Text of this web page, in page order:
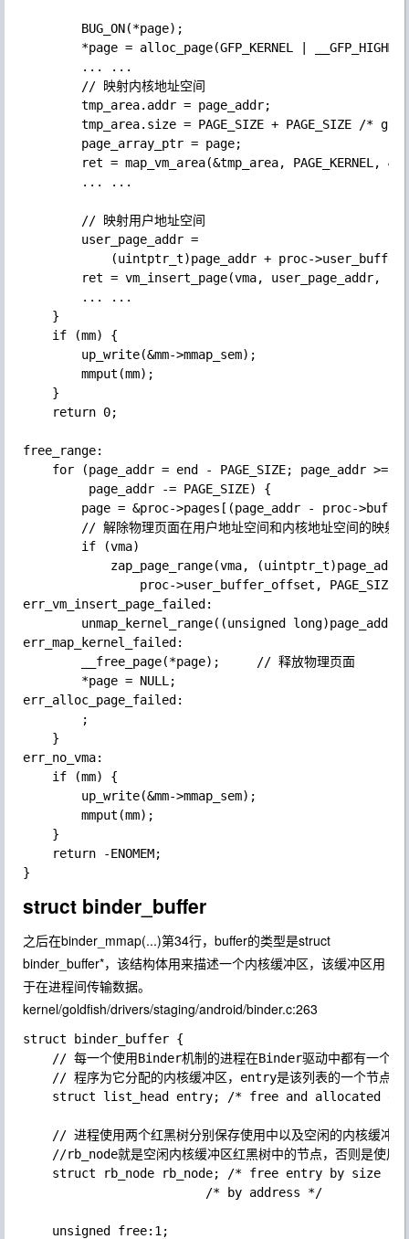
        BUG_ON(*page);
*page = alloc_page(GFP_KERNEL |
        ... ...
        // 映射内核地址空间
        tmp_area.addr = page_addr;
tmp_area.size = PAGE_SIZE + PAGE_SIZE /*
        page_array_ptr = page;
ret = map_vm_area(&tmp_area, PAGE_KERNEL,
        ... ...
        // 映射用户地址空间
        user_page_addr =
(uintptr_t)page_addr + proc-
ret = vm_insert_page(vma, user_page_addr,
        ... ...
    }
    if (mm) {
        up_write(&mm->mmap_sem);
        mmput(mm);
    }
    return 0;
free_range:
for (page_addr = end - PAGE_SIZE; page_addr >=
         page_addr -= PAGE_SIZE) {
page = &proc->pages[(page_addr - proc-
        // 解除物理页面在用户地址空间和内核地址空间的映射
        if (vma)
zap_page_range(vma, (uintptr_t)page_addr
proc->user_buffer_offset, PAGE_SIZE,
err_vm_insert_page_failed:
unmap_kernel_range((unsigned long)page_addr,
err_map_kernel_failed:
        __free_page(*page);     // 释放物理页面
        *page = NULL;
err_alloc_page_failed:
        ;
    }
err_no_vma:
    if (mm) {
        up_write(&mm->mmap_sem);
        mmput(mm);
    }
    return -ENOMEM;
struct binder_buffer
之后在binder_mmap(...)第34行，buffer的类型是struct
binder_buffer*，该结构体用来描述一个内核缓冲区，该缓冲区用
于在进程间传输数据。
kernel/goldfish/drivers/staging/android/binder.c:263
struct binder_buffer {
// 每一个使用Binder机制的进程在Binder驱动中都有一个
    // 程序为它分配的内核缓冲区，entry是该列表的一个节点
struct list_head entry; /* free and allocated
// 进程使用两个红黑树分别保存使用中以及空闲的内核缓冲
//rb_node就是空闲内核缓冲区红黑树中的节点，否则是使用
struct rb_node rb_node; /* free entry by size
/* by
    unsigned free:1;